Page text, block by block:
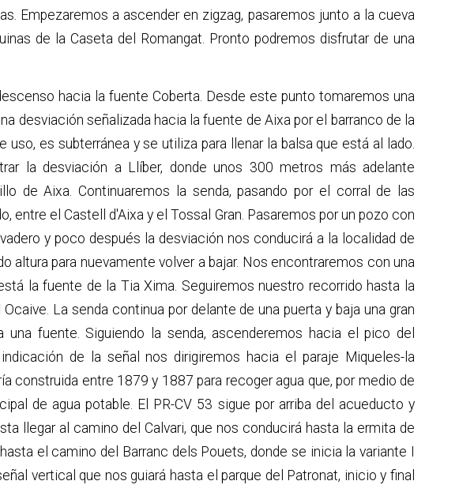
Empezaremos a ascender en zigzag, pasaremos junto a la cueva
de la Caseta del Romangat. Pronto podremos disfrutar de una
hacia la fuente Coberta. Desde este punto tomaremos una
desviación señalizada hacia la fuente de Aixa por el barranco de la
es subterránea y se utiliza para llenar la balsa que está al lado.
la desviación a Llíber, donde unos 300 metros más adelante
de Aixa. Continuaremos la senda, pasando por el corral de las
entre el Castell d'Aixa y el Tossal Gran. Pasaremos por un pozo con
y poco después la desviación nos conducirá a la localidad de
altura para nuevamente volver a bajar. Nos encontraremos con una
la fuente de la Tia Xima. Seguiremos nuestro recorrido hasta la
La senda continua por delante de una puerta y baja una gran
fuente. Siguiendo la senda, ascenderemos hacia el pico del
de la señal nos dirigiremos hacia el paraje Miqueles-la
construida entre 1879 y 1887 para recoger agua que, por medio de
de agua potable. El PR-CV 53 sigue por arriba del acueducto y
llegar al camino del Calvari, que nos conducirá hasta la ermita de
el camino del Barranc dels Pouets, donde se inicia la variante I
vertical que nos guiará hasta el parque del Patronat, inicio y final